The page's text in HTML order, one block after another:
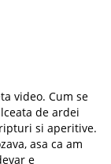
video. Cum se
de ardei
si aperitive.
asa ca am
e